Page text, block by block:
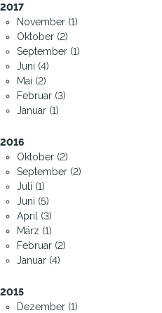
2017
November (1)
Oktober (2)
September (1)
Juni (4)
Mai (2)
Februar (3)
Januar (1)
2016
Oktober (2)
September (2)
Juli (1)
Juni (5)
April (3)
März (1)
Februar (2)
Januar (4)
2015
Dezember (1)